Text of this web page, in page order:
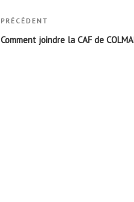
Navigation
de
Article
précédent
PRÉCÉDENT
Comment joindre la CAF de